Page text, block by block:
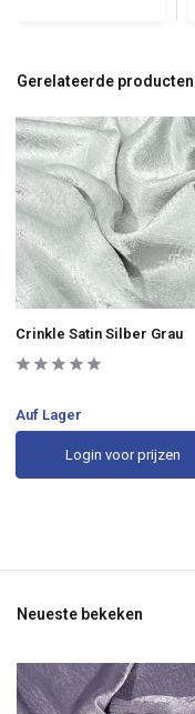
Gerelateerde producten
Crinkle Satin Silber Grau
Auf Lager
Login voor prijzen
Neueste bekeken